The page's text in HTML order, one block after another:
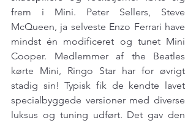
frem i Mini. Peter Sellers, Steve
McQueen, ja selveste Enzo Ferrari have
mindst én modificeret og tunet Mini
Cooper. Medlemmer af the Beatles
kørte Mini, Ringo Star har for øvrigt
stadig sin! Typisk fik de kendte lavet
specialbyggede versioner med diverse
luksus og tuning udført. Det gav den